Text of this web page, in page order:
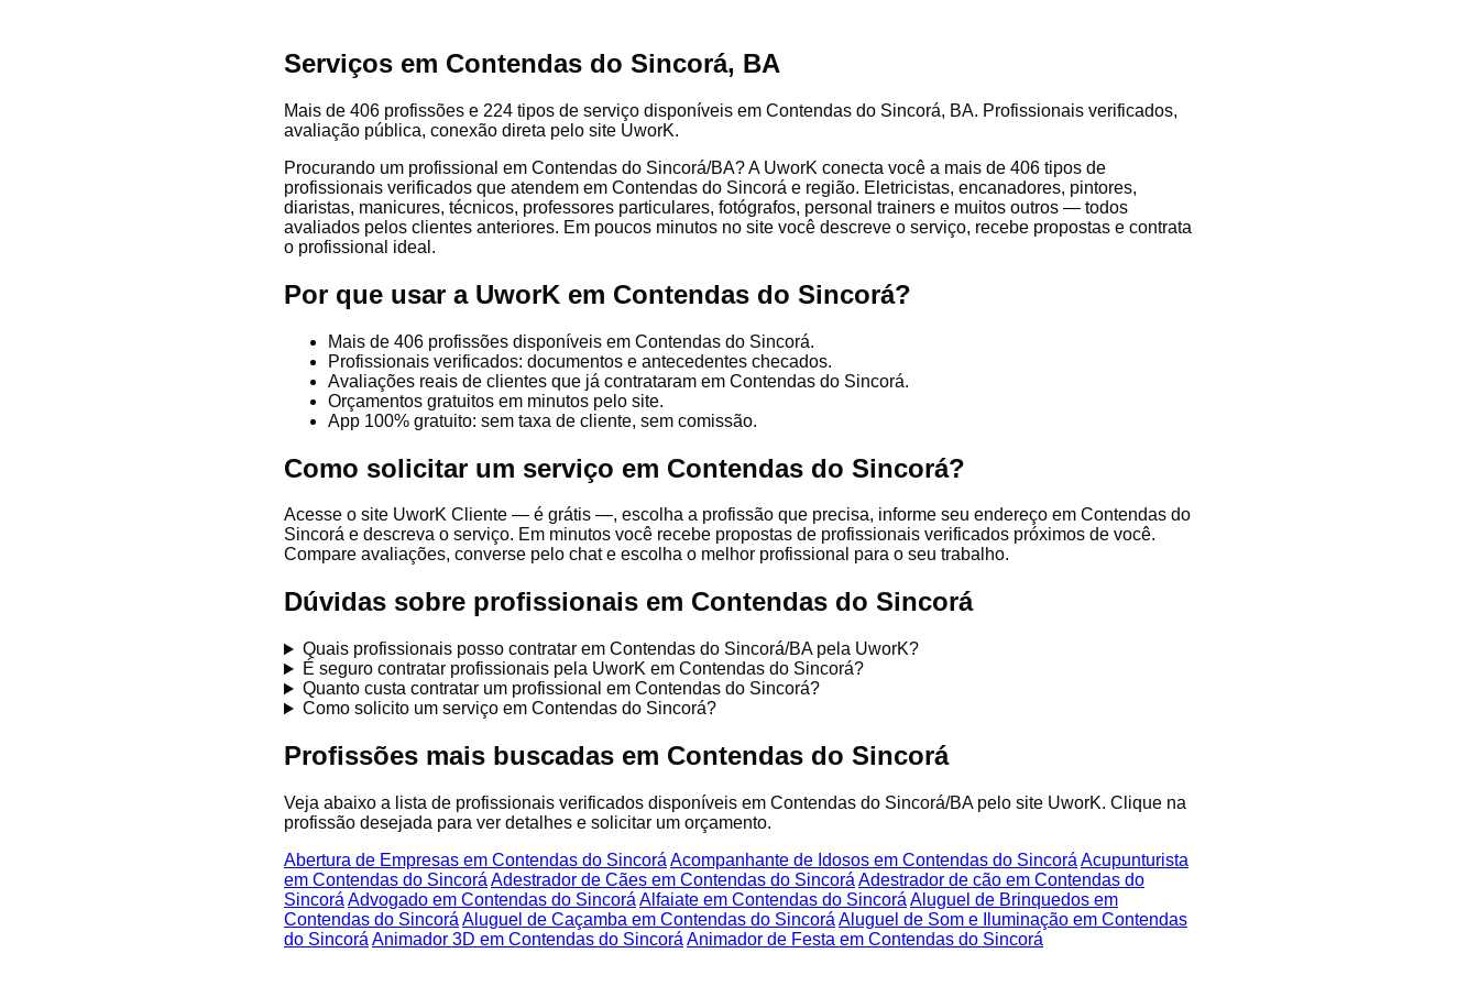
Serviços em Contendas do Sincorá, BA
Mais de 406 profissões e 224 tipos de serviço disponíveis em Contendas do Sincorá, BA. Profissionais verificados,
avaliação pública, conexão direta pelo site UworK.
Procurando um profissional em Contendas do Sincorá/BA? A UworK conecta você a mais de 406 tipos de
profissionais verificados que atendem em Contendas do Sincorá e região. Eletricistas, encanadores, pintores,
diaristas, manicures, técnicos, professores particulares, fotógrafos, personal trainers e muitos outros — todos
avaliados pelos clientes anteriores. Em poucos minutos no site você descreve o serviço, recebe propostas e contrata
o profissional ideal.
Por que usar a UworK em Contendas do Sincorá?
Mais de 406 profissões disponíveis em Contendas do Sincorá.
Profissionais verificados: documentos e antecedentes checados.
Avaliações reais de clientes que já contrataram em Contendas do Sincorá.
Orçamentos gratuitos em minutos pelo site.
App 100% gratuito: sem taxa de cliente, sem comissão.
Como solicitar um serviço em Contendas do Sincorá?
Acesse o site UworK Cliente — é grátis —, escolha a profissão que precisa, informe seu endereço em Contendas do
Sincorá e descreva o serviço. Em minutos você recebe propostas de profissionais verificados próximos de você.
Compare avaliações, converse pelo chat e escolha o melhor profissional para o seu trabalho.
Dúvidas sobre profissionais em Contendas do Sincorá
Quais profissionais posso contratar em Contendas do Sincorá/BA pela UworK?
É seguro contratar profissionais pela UworK em Contendas do Sincorá?
Quanto custa contratar um profissional em Contendas do Sincorá?
Como solicito um serviço em Contendas do Sincorá?
Profissões mais buscadas em Contendas do Sincorá
Veja abaixo a lista de profissionais verificados disponíveis em Contendas do Sincorá/BA pelo site UworK. Clique na
profissão desejada para ver detalhes e solicitar um orçamento.
Abertura de Empresas em Contendas do Sincorá Acompanhante de Idosos em Contendas do Sincorá Acupunturista
em Contendas do Sincorá Adestrador de Cães em Contendas do Sincorá Adestrador de cão em Contendas do
Sincorá Advogado em Contendas do Sincorá Alfaiate em Contendas do Sincorá Aluguel de Brinquedos em
Contendas do Sincorá Aluguel de Caçamba em Contendas do Sincorá Aluguel de Som e Iluminação em Contendas
do Sincorá Animador 3D em Contendas do Sincorá Animador de Festa em Contendas do Sincorá